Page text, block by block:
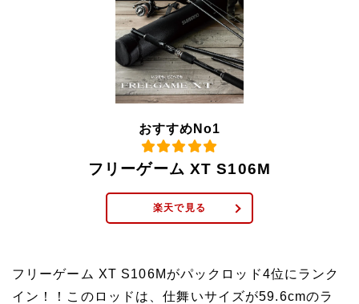
おすすめNo1
フリーゲーム XT S106M
楽天で見る
フリーゲーム XT S106Mがパックロッド4位にランク
イン！！このロッドは、仕舞いサイズが59.6cmのラ